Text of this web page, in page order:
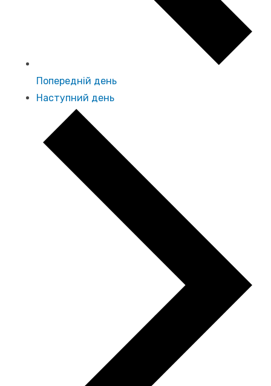
Попередній день
Наступний день